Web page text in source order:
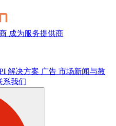
成为服务提供商
解决方案 广告 市场新闻与教
系我们